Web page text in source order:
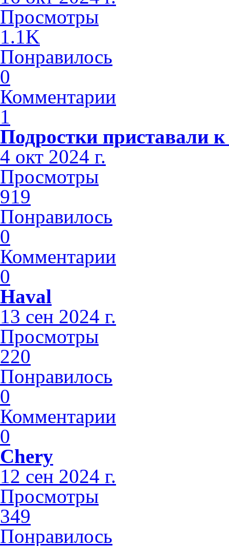
Просмотры
1.1K
Понравилось
0
Комментарии
1
Подростки приставали
4 окт 2024 г.
Просмотры
919
Понравилось
0
Комментарии
0
Haval
13 сен 2024 г.
Просмотры
220
Понравилось
0
Комментарии
0
Chery
12 сен 2024 г.
Просмотры
349
Понравилось